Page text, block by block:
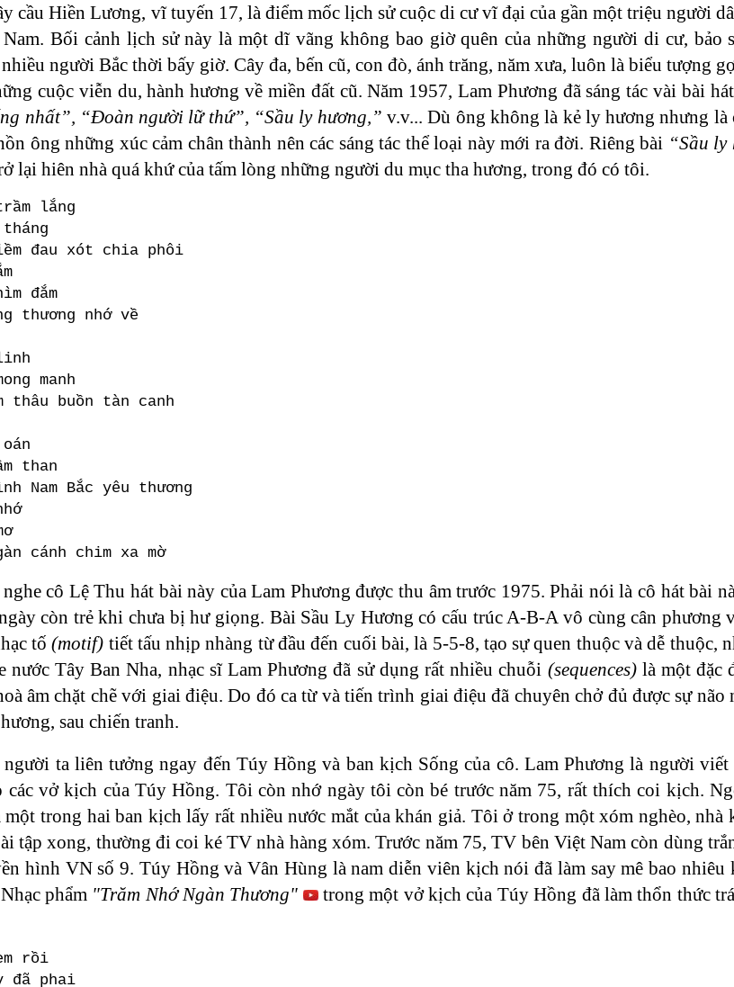
cầu Hiền Lương, vĩ tuyến 17, là điểm mốc lịch sử cuộc di cư vĩ đại của gần một triệu người
Bối cảnh lịch sử này là một dĩ vãng không bao giờ quên của những người di cư, bảo
người Bắc thời bấy giờ. Cây đa, bến cũ, con đò, ánh trăng, năm xưa, luôn là biểu tượng
cuộc viễn du, hành hương về miền đất cũ. Năm 1957, Lam Phương đã sáng tác vài bài
nhất”, “Đoàn người lữ thứ”, “Sầu ly hương,” v.v... Dù ông không là kẻ ly hương nhưng là
ông những xúc cảm chân thành nên các sáng tác thể loại này mới ra đời. Riêng bài “Sầu ly
lại hiên nhà quá khứ của tấm lòng những người du mục tha hương, trong đó có tôi.
lắng
đau xót chia phôi
đắm
thương nhớ về
manh
thâu buồn tàn canh
than
Nam Bắc yêu thương
cánh chim xa mờ
cô Lệ Thu hát bài này của Lam Phương được thu âm trước 1975. Phải nói là cô hát bài
còn trẻ khi chưa bị hư giọng. Bài Sầu Ly Hương có cấu trúc A-B-A vô cùng cân phương
tố(motif) tiết tấu nhịp nhàng từ đầu đến cuối bài, là 5-5-8, tạo sự quen thuộc và dễ thuộc,
Tây Ban Nha, nhạc sĩ Lam Phương đã sử dụng rất nhiều chuỗi (sequences)là một đặc
âm chặt chẽ với giai điệu. Do đó ca từ và tiến trình giai điệu đã chuyên chở đủ được sự não
sau chiến tranh.
ta liên tưởng ngay đến Túy Hồng và ban kịch Sống của cô. Lam Phương là người viết
vở kịch của Túy Hồng. Tôi còn nhớ ngày tôi còn bé trước năm 75, rất thích coi kịch.
trong hai ban kịch lấy rất nhiều nước mắt của khán giả. Tôi ở trong một xóm nghèo, nhà
tập xong, thường đi coi ké TV nhà hàng xóm. Trước năm 75, TV bên Việt Nam còn dùng
hình VN số 9. Túy Hồng và Vân Hùng là nam diễn viên kịch nói đã làm say mê bao nhiêu
phẩm "Trăm Nhớ Ngàn Thương"
trong một vở kịch của Túy Hồng đã làm thổn thức
rồi
đã phai